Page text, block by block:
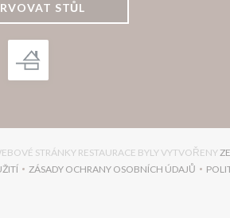
STŮL
STRÁNKY RESTAURACE BYLY VYTVOŘENY
SE V NOVÉM OKNĚ))
ZÁSADY OCHRANY OSOBNÍCH ÚDAJŮ
((OTEVŘE SE V NOVÉM